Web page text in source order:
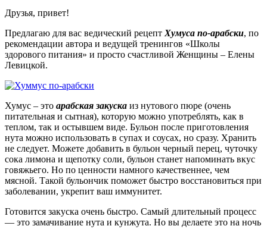
Друзья, привет!
Предлагаю для вас ведический рецепт Хумуса по-арабски, по
рекомендации автора и ведущей тренингов «Школы
здорового питания» и просто счастливой Женщины – Елены
Левицкой.
Хумус – это арабская закуска из нутового пюре (очень
питательная и сытная), которую можно употреблять, как в
теплом, так и остывшем виде. Бульон после приготовления
нута можно использовать в супах и соусах, но сразу. Хранить
не следует. Можете добавить в бульон черный перец, чуточку
сока лимона и щепотку соли, бульон станет напоминать вкус
говяжьего. Но по ценности намного качественнее, чем
мясной. Такой бульончик поможет быстро восстановиться при
заболевании, укрепит ваш иммунитет.
Готовится закуска очень быстро. Самый длительный процесс
— это замачивание нута и кунжута. Но вы делаете это на ночь